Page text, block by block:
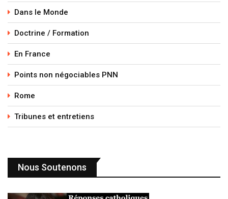
Dans le Monde
Doctrine / Formation
En France
Points non négociables PNN
Rome
Tribunes et entretiens
Nous Soutenons